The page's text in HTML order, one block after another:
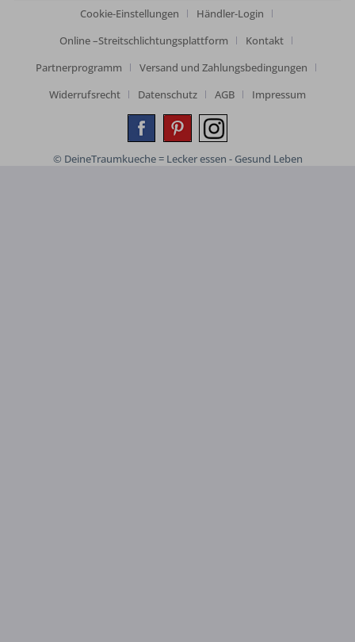
Cookie-Einstellungen
Händler-Login
Online –Streitschlichtungsplattform
Kontakt
Partnerprogramm
Versand und Zahlungsbedingungen
Widerrufsrecht
Datenschutz AGB Impressum
© DeineTraumkueche = Lecker essen - Gesund Leben